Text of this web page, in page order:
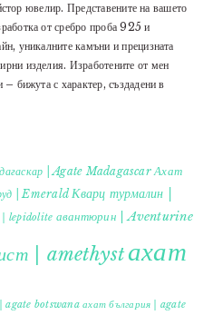
ювелир. Представените на вашето
от сребро проба 925 и
уникалните камъни и прецизната
изделия. Изработените от мен
– бижута с характер, създадени в
| Agate Madagascar Ахат
| Emerald Кварц турмалин |
| lepidolite авантюрин | Aventurine
| amethystахат
agate botswana ахат българия | agate